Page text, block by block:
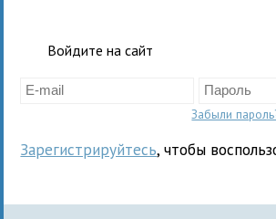
Войдите на сайт
Забыли
Зарегистрируйтесь, чтобы